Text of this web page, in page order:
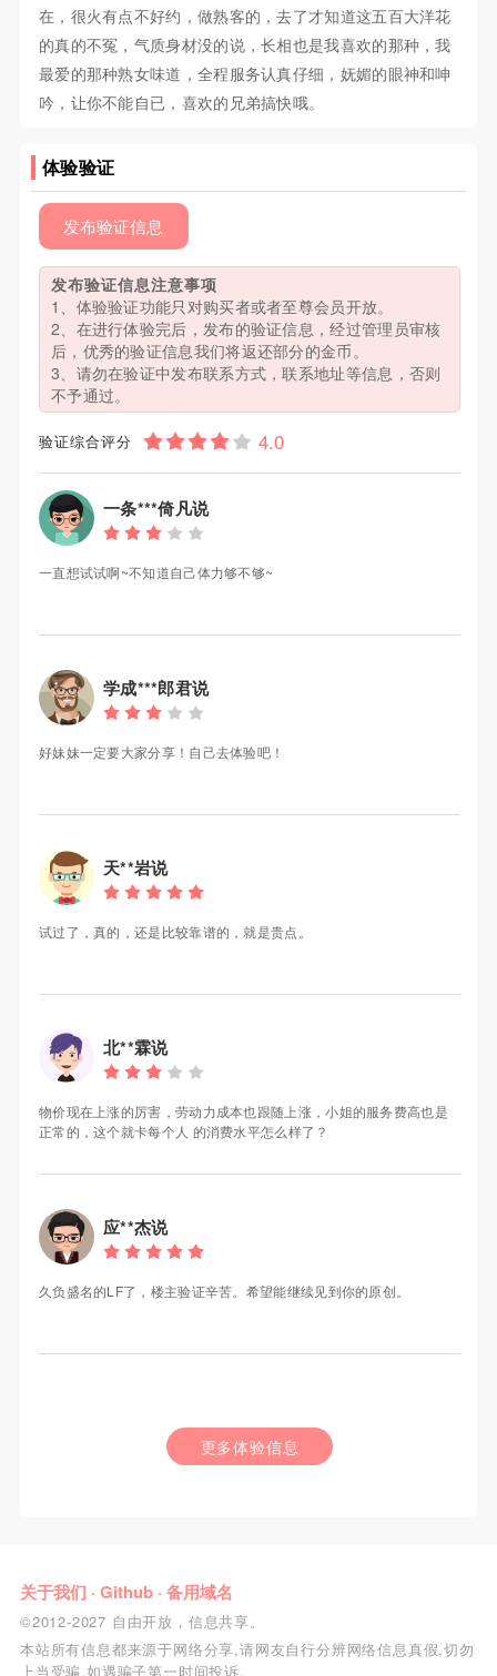
在，很火有点不好约，做熟客的，去了才知道这五百大洋花
的真的不冤，气质身材没的说，长相也是我喜欢的那种，我
最爱的那种熟女味道，全程服务认真仔细，妩媚的眼神和呻
吟，让你不能自已，喜欢的兄弟搞快哦。
体验验证
发布验证信息
发布验证信息注意事项
1、体验验证功能只对购买者或者至尊会员开放。
2、在进行体验完后，发布的验证信息，经过管理员审核
后，优秀的验证信息我们将返还部分的金币。
3、请勿在验证中发布联系方式，联系地址等信息，否则
不予通过。
验证综合评分
一条***倚凡说
一直想试试啊~不知道自己体力够不够~
学成***郎君说
好妹妹一定要大家分享！自己去体验吧！
天**岩说
试过了，真的，还是比较靠谱的，就是贵点。
北**霖说
物价现在上涨的厉害，劳动力成本也跟随上涨，小姐的服务费高也是
正常的，这个就卡每个人 的消费水平怎么样了？
应**杰说
久负盛名的LF了，楼主验证辛苦。希望能继续见到你的原创。
更多体验信息
关于我们 · Github· 备用域名
©2012-2027 自由开放，信息共享。
本站所有信息都来源于网络分享,请网友自行分辨网络信息真假,切勿
上当受骗,如遇骗子第一时间投诉.